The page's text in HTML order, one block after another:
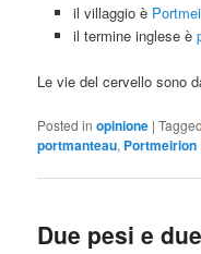
il villaggio è
il termine inglese è
Le vie del cervello sono
Posted in opinione |Tagged
portmanteau, Portmeirion
Due pesi e